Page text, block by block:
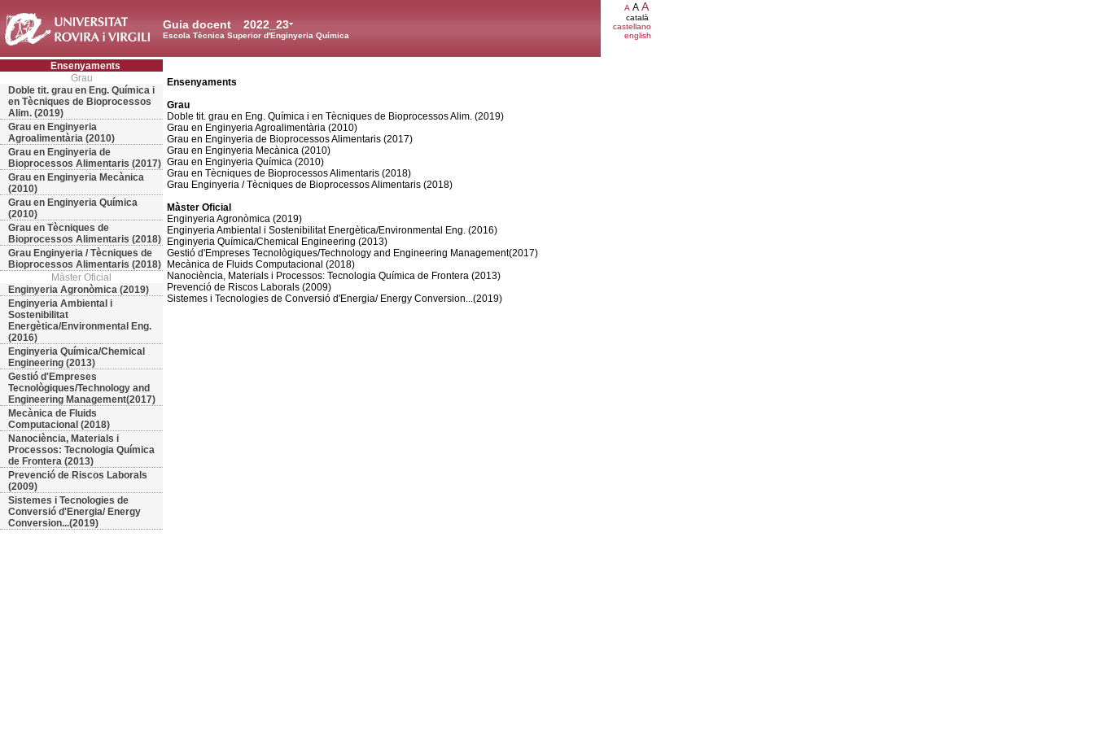
2022_23
Guia docent
Escola Tècnica Superior d'Enginyeria Química
A A A
català
castellano
english
Ensenyaments
Grau
Doble tit. grau en Eng. Química i
en Tècniques de Bioprocessos
Alim. (2019)
Grau en Enginyeria
Agroalimentària (2010)
Grau en Enginyeria de
Bioprocessos Alimentaris (2017)
Grau en Enginyeria Mecànica
(2010)
Grau en Enginyeria Química
(2010)
Grau en Tècniques de
Bioprocessos Alimentaris (2018)
Grau Enginyeria / Tècniques de
Bioprocessos Alimentaris (2018)
Màster Oficial
Enginyeria Agronòmica (2019)
Enginyeria Ambiental i
Sostenibilitat
Energètica/Environmental Eng.
(2016)
Enginyeria Química/Chemical
Engineering (2013)
Gestió d'Empreses
Tecnològiques/Technology and
Engineering Management(2017)
Mecànica de Fluids
Computacional (2018)
Nanociència, Materials i
Processos: Tecnologia Química
de Frontera (2013)
Prevenció de Riscos Laborals
(2009)
Sistemes i Tecnologies de
Conversió d'Energia/ Energy
Conversion...(2019)
Ensenyaments
Grau
Doble tit. grau en Eng. Química i en Tècniques de Bioprocessos Alim. (2019)
Grau en Enginyeria Agroalimentària (2010)
Grau en Enginyeria de Bioprocessos Alimentaris (2017)
Grau en Enginyeria Mecànica (2010)
Grau en Enginyeria Química (2010)
Grau en Tècniques de Bioprocessos Alimentaris (2018)
Grau Enginyeria / Tècniques de Bioprocessos Alimentaris (2018)
Màster Oficial
Enginyeria Agronòmica (2019)
Enginyeria Ambiental i Sostenibilitat Energètica/Environmental Eng. (2016)
Enginyeria Química/Chemical Engineering (2013)
Gestió d'Empreses Tecnològiques/Technology and Engineering Management(2017)
Mecànica de Fluids Computacional (2018)
Nanociència, Materials i Processos: Tecnologia Química de Frontera (2013)
Prevenció de Riscos Laborals (2009)
Sistemes i Tecnologies de Conversió d'Energia/ Energy Conversion...(2019)